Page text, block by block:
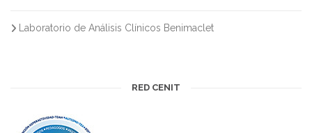
Laboratorio de Análisis Clínicos Benimaclet
RED CENIT